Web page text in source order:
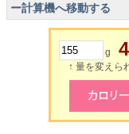
ー計算機へ移動する
g
↑ 量を変えら